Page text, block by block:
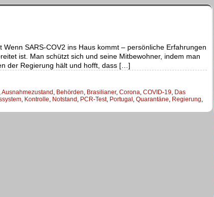
SARS-COV2 ins Haus kommt – persönliche Erfahrungen
ist. Man schützt sich und seine Mitbewohner, indem man
der Regierung hält und hofft, dass […]
,Ausnahmezustand , Behörden, Brasilianer, Corona, COVID-19, Das
, Kontrolle, Notstand , PCR-Test, Portugal , Quarantäne, Regierung,